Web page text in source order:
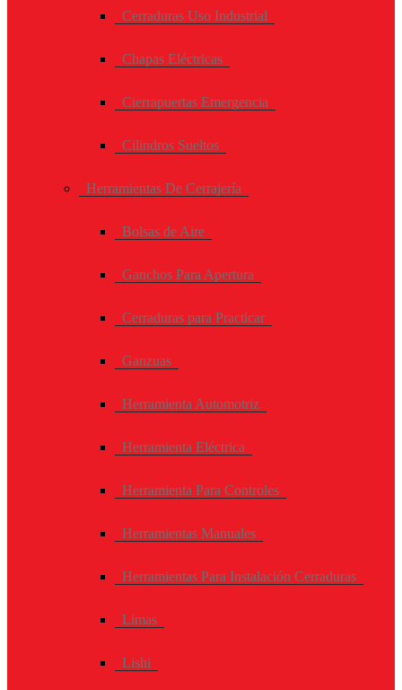
Cerraduras Uso Industrial
Chapas Eléctricas
Cierrapuertas Emergencia
Cilindros Sueltos
Herramientas De Cerrajería
Bolsas de Aire
Ganchos Para Apertura
Cerraduras para Practicar
Ganzuas
Herramienta Automotriz
Herramienta Eléctrica
Herramienta Para Controles
Herramientas Manuales
Herramientas Para Instalación Cerraduras
Limas
Lishi